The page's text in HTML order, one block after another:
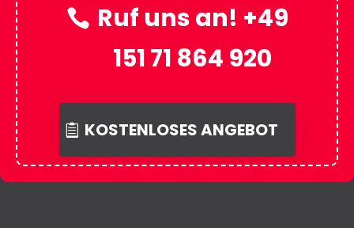
Ruf uns an! +49
151 71 864 920
KOSTENLOSES ANGEBOT